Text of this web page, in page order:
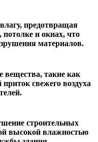
предотвращая
потолке и окнах, что
материалов.
вещества, такие как
свежего воздуха
строительных
высокой влажностью